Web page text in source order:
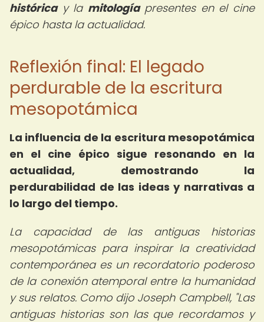
históricay la mitologíapresentes en el cine
épico hasta la actualidad.
Reflexión final: El legado
perdurable de la escritura
mesopotámica
La influencia de la escritura mesopotámica
en el cine épico sigue resonando en la
actualidad, demostrando la
perdurabilidad de las ideas y narrativas a
lo largo del tiempo.
La capacidad de las antiguas historias
mesopotámicas para inspirar la creatividad
contemporánea es un recordatorio poderoso
de la conexión atemporal entre la humanidad
y sus relatos. Como dijo Joseph Campbell, "Las
antiguas historias son las que recordamos y